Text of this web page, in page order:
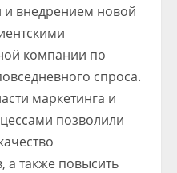
и внедрением новой
компании по
спроса.
маркетинга и
позволили
а также повысить